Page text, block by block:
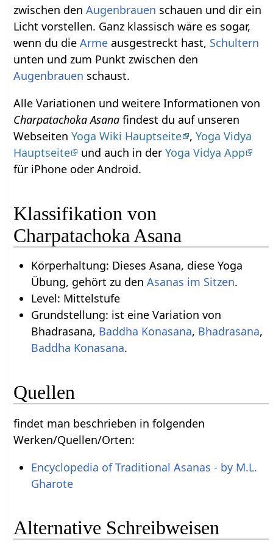
zwischen denAugenbrauen schauen und dir ein
Licht vorstellen. Ganz klassisch wäre es sogar,
wenn du dieArme ausgestreckt hast, Schultern
unten und zum Punkt zwischen den
Augenbrauen schaust.
Alle Variationen und weitere Informationen von
Charpatachoka Asana findest du auf unseren
WebseitenYoga Wiki Hauptseite ,Yoga Vidya
Hauptseite
und auch in derYoga Vidya App
für iPhone oder Android.
Klassifikation von
Charpatachoka Asana
Körperhaltung: Dieses Asana, diese Yoga
Übung, gehört zu den Asanas im Sitzen.
Level: Mittelstufe
Grundstellung: ist eine Variation von
Bhadrasana, Baddha Konasana, Bhadrasana,
Baddha Konasana.
Quellen
findet man beschrieben in folgenden
Werken/Quellen/Orten:
Encyclopedia of Traditional Asanas - by M.L.
Gharote
Alternative Schreibweisen